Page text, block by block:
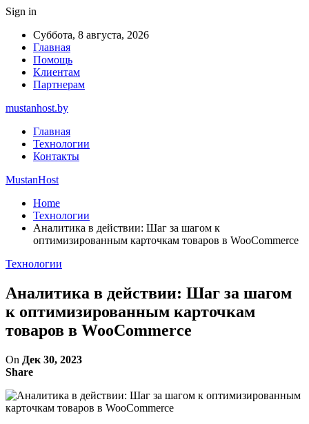
Sign in
Суббота, 8 августа, 2026
Главная
Помощь
Клиентам
Партнерам
mustanhost.by
Главная
Технологии
Контакты
MustanHost
Home
Технологии
Аналитика в действии: Шаг за шагом к
оптимизированным карточкам товаров в WooCommerce
Технологии
Аналитика в действии: Шаг за шагом
к оптимизированным карточкам
товаров в WooCommerce
On Дек 30, 2023
Share